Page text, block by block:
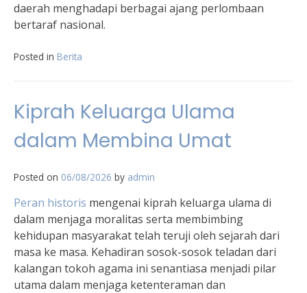
daerah menghadapi berbagai ajang perlombaan
bertaraf nasional.
Posted in Berita
Kiprah Keluarga Ulama
dalam Membina Umat
Posted on 06/08/2026 by admin
Peran historis mengenai kiprah keluarga ulama di
dalam menjaga moralitas serta membimbing
kehidupan masyarakat telah teruji oleh sejarah dari
masa ke masa. Kehadiran sosok-sosok teladan dari
kalangan tokoh agama ini senantiasa menjadi pilar
utama dalam menjaga ketenteraman dan